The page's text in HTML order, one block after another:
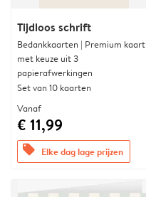
Tijdloos schrift
Bedankkaarten | Premium kaart
met keuze uit 3
papierafwerkingen
Set van 10 kaarten
Vanaf
€ 11,99
offers Elke dag lage prijzen